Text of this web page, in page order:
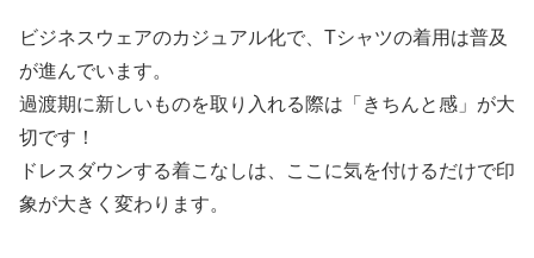
ビジネスウェアのカジュアル化で、Tシャツの着用は普及
が進んでいます。
過渡期に新しいものを取り入れる際は「きちんと感」が大
切です！
ドレスダウンする着こなしは、ここに気を付けるだけで印
象が大きく変わります。